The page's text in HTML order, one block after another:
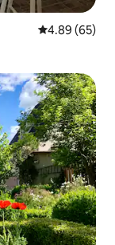
平均评分 4.89
4.89 (65)